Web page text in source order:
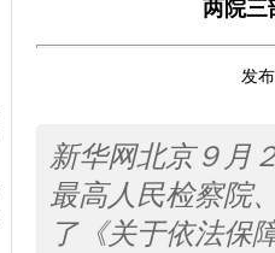
两院三
发
新华网北京９月
最高人民检察院
了《关于依法保